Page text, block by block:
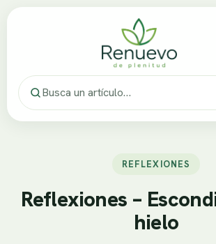
REFLEXIONES
Reflexiones –
hielo